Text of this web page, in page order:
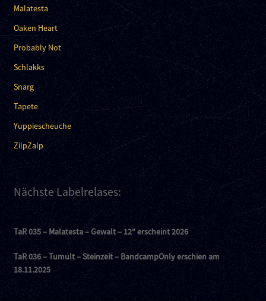
Malatesta
Oaken Heart
Probably Not
Schlakks
Snarg
Tapete
Yuppiescheuche
ZilpZalp
Nächste Labelrelases:
TaR 035 – Malatesta – Gewalt – 12″ erscheint 2026
TaR 036 – Tumult – Steinzeit – BandcampOnly erschien am
18.11.2025